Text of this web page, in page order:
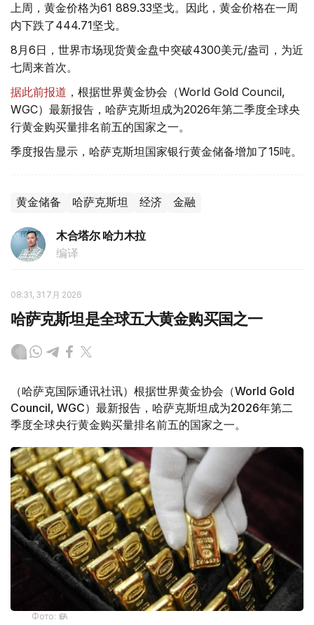
上周，黄金价格为61 889.33坚戈。因此，黄金价格在一周
内下跌了444.71坚戈。
8月6日，世界市场现货黄金盘中突破4300美元/盎司，为近
七周来首次。
据此前报道 ，根据世界黄金协会（World Gold Council,
WGC）最新报告，哈萨克斯坦成为2026年第二季度全球央
行黄金购买量排名前五的国家之一。
季度报告显示，哈萨克斯坦国家银行黄金储备增加了15吨。
黄金储备 哈萨克斯坦 经济 金融
木合塔尔 哈力木拉
编译
08:31, 31 7月 2026
哈萨克斯坦是全球五大黄金购买国之一
（哈萨克国际通讯社讯）根据世界黄金协会（World Gold
Council, WGC）最新报告，哈萨克斯坦成为2026年第二
季度全球央行黄金购买量排名前五的国家之一。
Фото: ӨзА